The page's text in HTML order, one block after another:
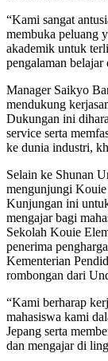
“Kami sangat
membuka peluang
akademik untuk
pengalaman
Manager Saikyo
mendukung
Dukungan ini
service serta
ke dunia industri,
Selain ke Shunan
mengunjungi
Kunjungan ini
mengajar bagi
Sekolah Kouie
penerima
Kementerian
rombongan dari
“Kami berharap
mahasiswa kami
Jepang serta
dan mengajar di